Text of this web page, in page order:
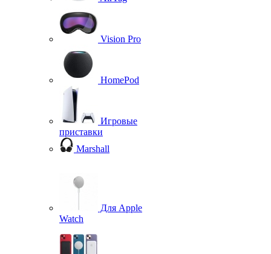
Vision Pro
HomePod
Игровые
приставки
Marshall
Для Apple
Watch